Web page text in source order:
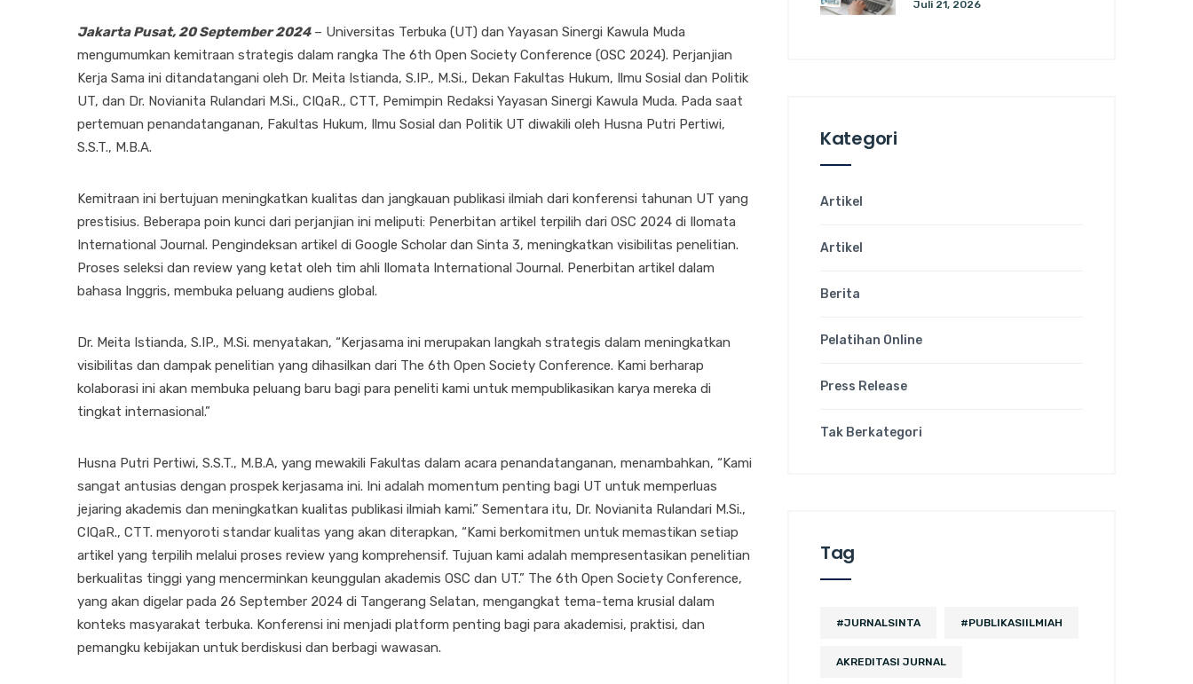
Jakarta Pusat, 20 September 2024– Universitas Terbuka (UT) dan Yayasan Sinergi Kawula Muda
mengumumkan kemitraan strategis dalam rangka The 6th Open Society Conference (OSC 2024). Perjanjian
Kerja Sama ini ditandatangani oleh Dr. Meita Istianda, S.IP., M.Si., Dekan Fakultas Hukum, Ilmu Sosial dan Politik
UT, dan Dr. Novianita Rulandari M.Si., CIQaR., CTT, Pemimpin Redaksi Yayasan Sinergi Kawula Muda. Pada saat
pertemuan penandatanganan, Fakultas Hukum, Ilmu Sosial dan Politik UT diwakili oleh Husna Putri Pertiwi,
S.S.T., M.B.A.
Kemitraan ini bertujuan meningkatkan kualitas dan jangkauan publikasi ilmiah dari konferensi tahunan UT yang
prestisius. Beberapa poin kunci dari perjanjian ini meliputi: Penerbitan artikel terpilih dari OSC 2024 di Ilomata
International Journal. Pengindeksan artikel di Google Scholar dan Sinta 3, meningkatkan visibilitas penelitian.
Proses seleksi dan review yang ketat oleh tim ahli Ilomata International Journal. Penerbitan artikel dalam
bahasa Inggris, membuka peluang audiens global.
Dr. Meita Istianda, S.IP., M.Si. menyatakan, “Kerjasama ini merupakan langkah strategis dalam meningkatkan
visibilitas dan dampak penelitian yang dihasilkan dari The 6th Open Society Conference. Kami berharap
kolaborasi ini akan membuka peluang baru bagi para peneliti kami untuk mempublikasikan karya mereka di
tingkat internasional.”
Husna Putri Pertiwi, S.S.T., M.B.A, yang mewakili Fakultas dalam acara penandatanganan, menambahkan, “Kami
sangat antusias dengan prospek kerjasama ini. Ini adalah momentum penting bagi UT untuk memperluas
jejaring akademis dan meningkatkan kualitas publikasi ilmiah kami.” Sementara itu, Dr. Novianita Rulandari M.Si.,
CIQaR., CTT. menyoroti standar kualitas yang akan diterapkan, “Kami berkomitmen untuk memastikan setiap
artikel yang terpilih melalui proses review yang komprehensif. Tujuan kami adalah mempresentasikan penelitian
berkualitas tinggi yang mencerminkan keunggulan akademis OSC dan UT.” The 6th Open Society Conference,
yang akan digelar pada 26 September 2024 di Tangerang Selatan, mengangkat tema-tema krusial dalam
konteks masyarakat terbuka. Konferensi ini menjadi platform penting bagi para akademisi, praktisi, dan
pemangku kebijakan untuk berdiskusi dan berbagi wawasan.
Juli 21, 2026
Kategori
Artikel
Artikel
Berita
Pelatihan Online
Press Release
Tak Berkategori
Tag
#JURNALSINTA #PUBLIKASIILMIAH
AKREDITASI JURNAL